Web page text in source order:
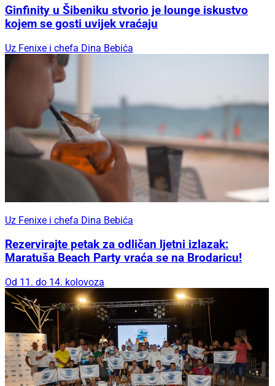
Ginfinity u Šibeniku stvorio je lounge iskustvo
kojem se gosti uvijek vraćaju
Uz Fenixe i chefa Dina Bebića
Uz Fenixe i chefa Dina Bebića
Rezervirajte petak za odličan ljetni izlazak:
Maratuša Beach Party vraća se na Brodaricu!
Od 11. do 14. kolovoza